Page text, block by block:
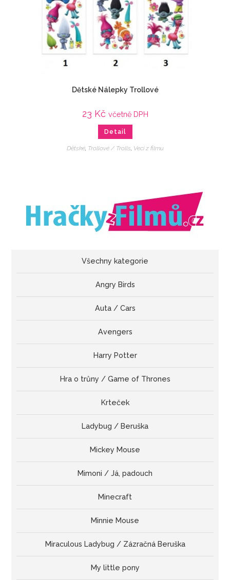
Dětské Nálepky Trollové
23 Kč včetně DPH
Detail
Dětské, Trollové / Trolls, Veci z filmu
Všechny kategorie
Angry Birds
Auta / Cars
Avengers
Harry Potter
Hra o trůny / Game of Thrones
Krteček
Ladybug / Beruška
Mickey Mouse
Mimoni / Já, padouch
Minecraft
Minnie Mouse
Miraculous Ladybug / Zázračná Beruška
My little pony